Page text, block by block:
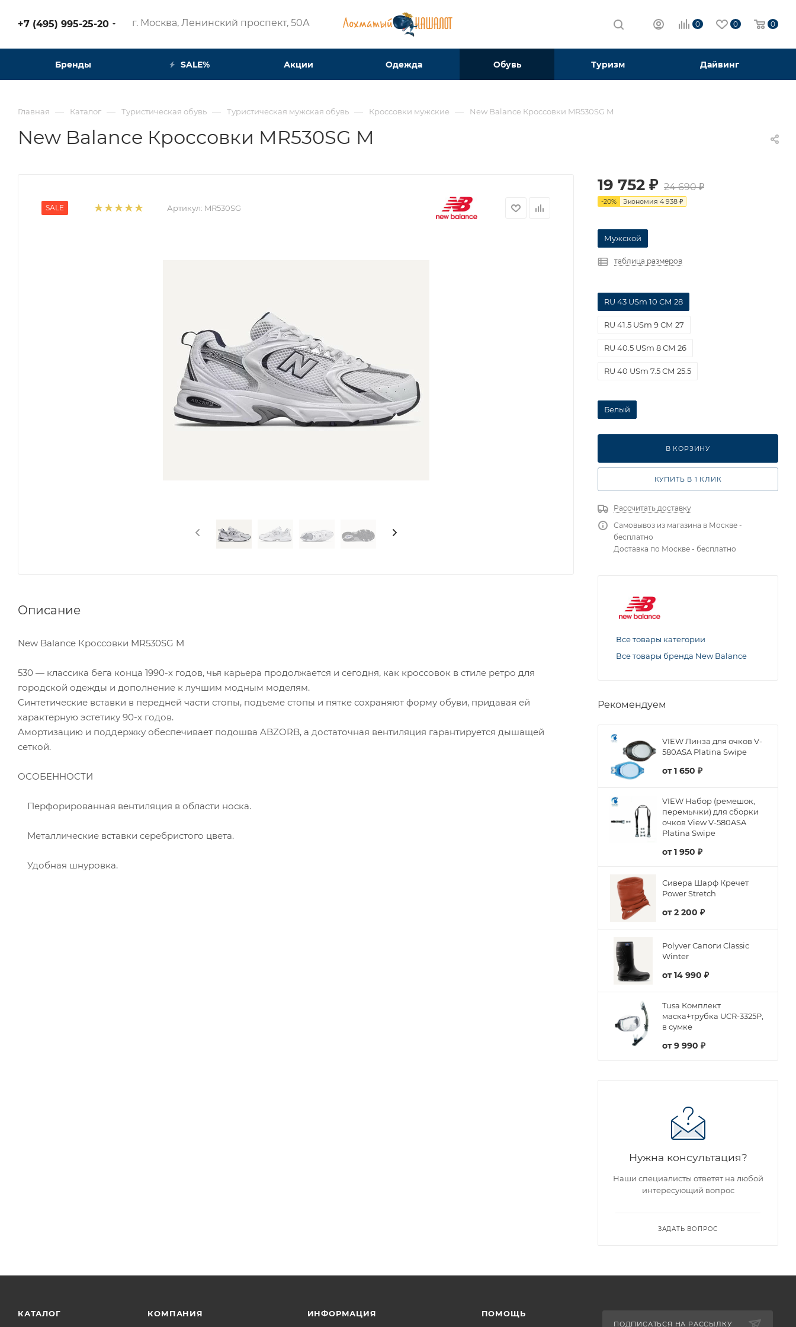
+7 (495) 995-25-20​ г. Москва, Ленинский проспект, 50А​ 0 0 0
Бренды SALE% Акции Одежда Обувь Туризм Дайвинг
Главная — Каталог — Туристическая обувь — Туристическая мужская обувь — Кроссовки мужские — New Balance Кроссовки MR530SG M
New Balance Кроссовки MR530SG M
SALE Артикул: MR530SG
Описание
New Balance Кроссовки MR530SG M
530 — классика бега конца 1990-х годов, чья карьера продолжается и сегодня, как кроссовок в стиле ретро для
городской одежды и дополнение к лучшим модным моделям.
Синтетические вставки в передней части стопы, подъеме стопы и пятке сохраняют форму обуви, придавая ей
характерную эстетику 90-х годов.
Амортизацию и поддержку обеспечивает подошва ABZORB, а достаточная вентиляция гарантируется дышащей
сеткой.
ОСОБЕННОСТИ
Перфорированная вентиляция в области носка.
Металлические вставки серебристого цвета.
Удобная шнуровка.
19 752 ₽ 24 690₽
-20% Экономия 4 938 ₽
Мужской
таблица размеров
RU 43 USm 10 СМ 28
RU 41.5 USm 9 СМ 27
RU 40.5 USm 8 СМ 26
RU 40 USm 7.5 СМ 25.5
Белый
В КОРЗИНУ
КУПИТЬ В 1 КЛИК
Рассчитать доставку
Самовывоз из магазина в Москве -
бесплатно
Доставка по Москве - бесплатно
Все товары категории
Все товары бренда New Balance
Рекомендуем
VIEW Линза для очков V-
580ASA Platina Swipe
от1 650 ₽
VIEW Набор (ремешок,
перемычки) для сборки
очков View V-580ASA
Platina Swipe
от1 950 ₽
Сивера Шарф Кречет
Power Stretch
от2 200 ₽
Polyver Сапоги Classic
Winter
от14 990 ₽
Tusa Комплект
маска+трубка UCR-3325P,
в сумке
от9 990 ₽
Нужна консультация?
Наши специалисты ответят на любой
интересующий вопрос
ЗАДАТЬ ВОПРОС
КАТАЛОГ КОМПАНИЯ ИНФОРМАЦИЯ ПОМОЩЬ
ПОДПИСАТЬСЯ НА РАССЫЛКУ